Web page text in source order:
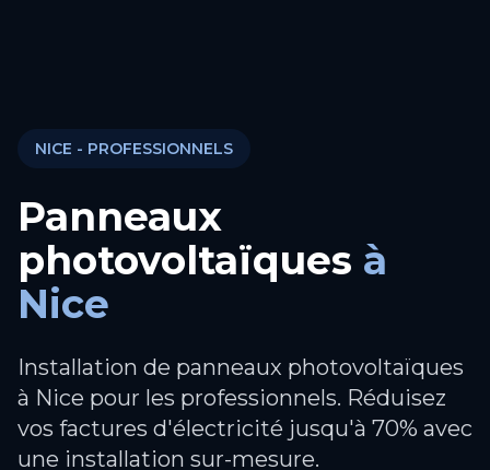
NICE - PROFESSIONNELS
Panneaux
photovoltaïques à
Nice
Installation de panneaux photovoltaïques
à Nice pour les professionnels. Réduisez
vos factures d'électricité jusqu'à 70% avec
une installation sur-mesure.